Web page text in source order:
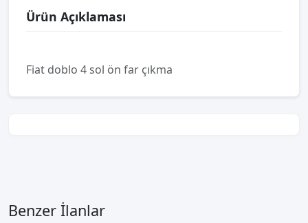
Ürün Açıklaması
Fiat doblo 4 sol ön far çıkma
Benzer İlanlar